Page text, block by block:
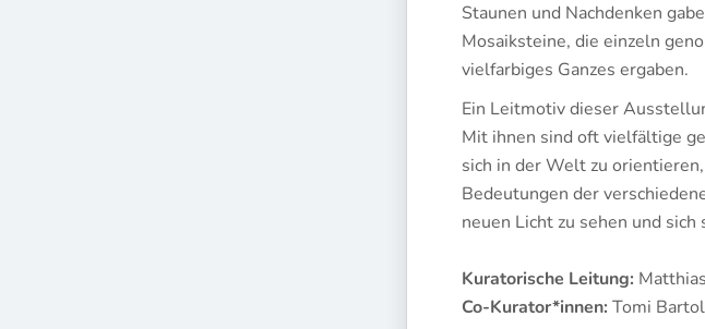
Staunen und Nachdenken
Mosaiksteine, die einzeln
vielfarbiges Ganzes ergaben.
Ein Leitmotiv dieser
Mit ihnen sind oft vielfältige
sich in der Welt zu
Bedeutungen der
neuen Licht zu sehen und
Kuratorische Leitung:
Co-Kurator*innen: Tomi